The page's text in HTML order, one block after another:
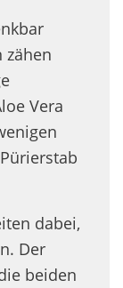
zähen
Vera
dabei,
Der
beiden